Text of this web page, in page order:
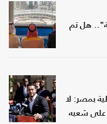
هل تم
بمصر: لا
على شعبه